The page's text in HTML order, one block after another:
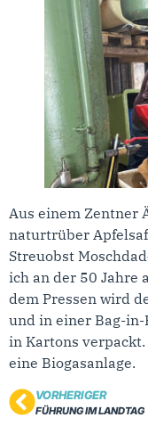
Aus einem Zentner
naturtrüber
Streuobst
ich an der 50 Jahre
dem Pressen wird
und in einer Bag-
in Kartons
eine Biogasanlage.
VORHERIGER
FÜHRUNG IM LANDTAG